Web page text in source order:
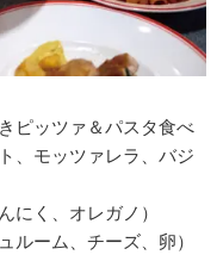
ピッツァ＆パスタ食べ
、モッツァレラ、バジ
く、オレガノ）
ーム、チーズ、卵）